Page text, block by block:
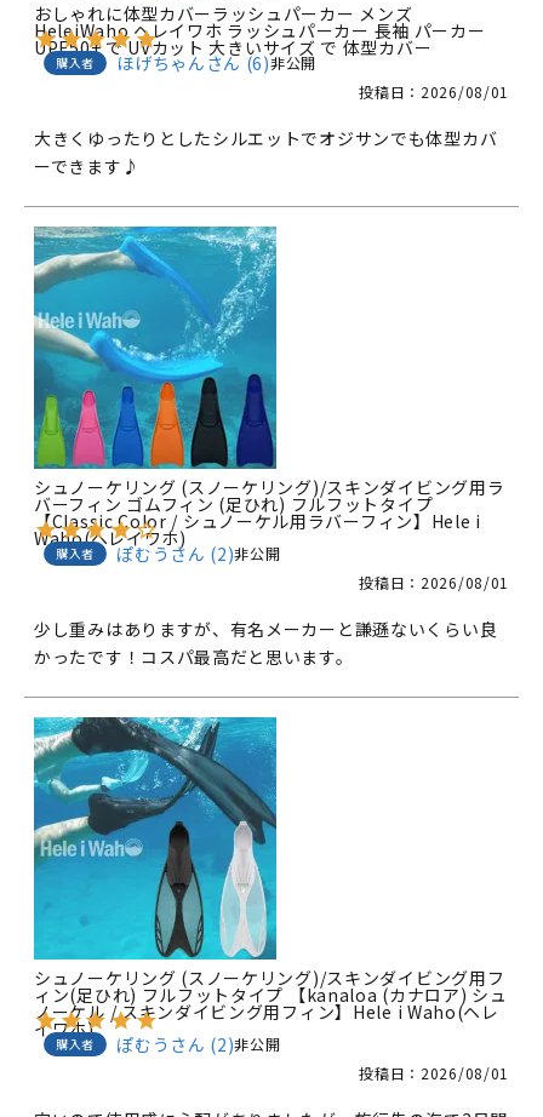
おしゃれに体型カバーラッシュパーカー メンズ
HeleiWaho ヘレイワホ ラッシュパーカー 長袖 パーカー
UPF50+ で UVカット 大きいサイズ で 体型カバー
購入者 ほげちゃん 6 非公開
投稿日
2026/08/01
大きくゆったりとしたシルエットでオジサンでも体型カバ
ーできます♪
シュノーケリング (スノーケリング)/スキンダイビング用ラ
バーフィン ゴムフィン (足ひれ) フルフットタイプ
【Classic Color / シュノーケル用ラバーフィン】Hele i
Waho(ヘレイワホ)
購入者 ぽむう 2 非公開
投稿日
2026/08/01
少し重みはありますが、有名メーカーと謙遜ないくらい良
かったです！コスパ最高だと思います。
シュノーケリング (スノーケリング)/スキンダイビング用フ
ィン(足ひれ) フルフットタイプ 【kanaloa (カナロア) シュ
ノーケル / スキンダイビング用フィン】Hele i Waho(ヘレ
イワホ)
購入者 ぽむう 2 非公開
投稿日
2026/08/01